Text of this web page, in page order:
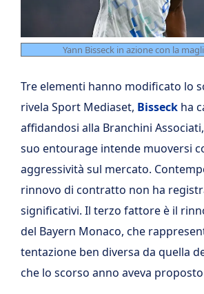
Yann Bisseck in azione con la
Tre elementi hanno modificato lo
rivela Sport Mediaset, Bisseck ha
affidandosi alla Branchini
suo entourage intende muoversi
aggressività sul mercato.
rinnovo di contratto non ha
significativi. Il terzo fattore è il
del Bayern Monaco, che
tentazione ben diversa da quella
che lo scorso anno aveva